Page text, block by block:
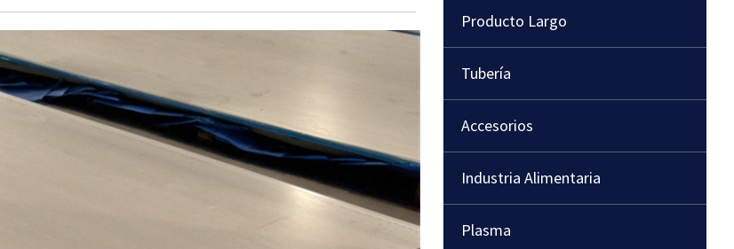
Producto Largo
Tubería
Accesorios
Industria Alimentaria
Plasma